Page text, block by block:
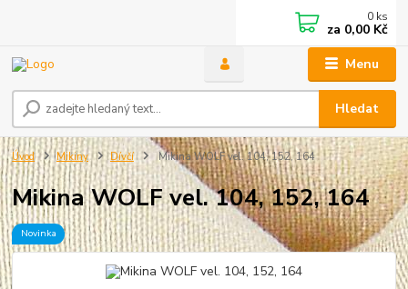
Menu
Hledat
0 ks
za 0,00 Kč
Úvod Mikiny Dívčí Mikina WOLF vel. 104, 152, 164
Mikina WOLF vel. 104, 152, 164
Novinka